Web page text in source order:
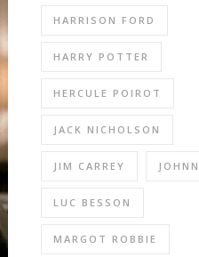
HARRISON FORD
HARRY POTTER
HERCULE POIROT
JACK NICHOLSON
JIM CARREY
LUC BESSON
MARGOT ROBBIE